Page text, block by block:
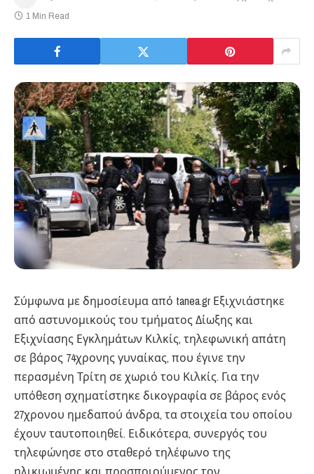
1 Min Read
Σύμφωνα με δημοσίευμα από tanea.gr Εξιχνιάστηκε
από αστυνομικούς του τμήματος Δίωξης και
Εξιχνίασης Εγκλημάτων Κιλκίς, τηλεφωνική απάτη
σε βάρος 74χρονης γυναίκας, που έγινε την
περασμένη Τρίτη σε χωριό του Κιλκίς. Για την
υπόθεση σχηματίστηκε δικογραφία σε βάρος ενός
27χρονου ημεδαπού άνδρα, τα στοιχεία του οποίου
έχουν ταυτοποιηθεί. Ειδικότερα, συνεργός του
τηλεφώνησε στο σταθερό τηλέφωνο της